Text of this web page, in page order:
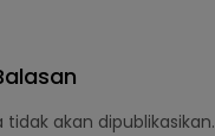
akan dipublikasikan.